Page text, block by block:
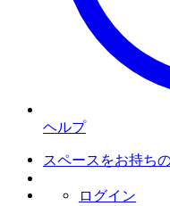
ヘルプ
スペースをお持ち
ログイン